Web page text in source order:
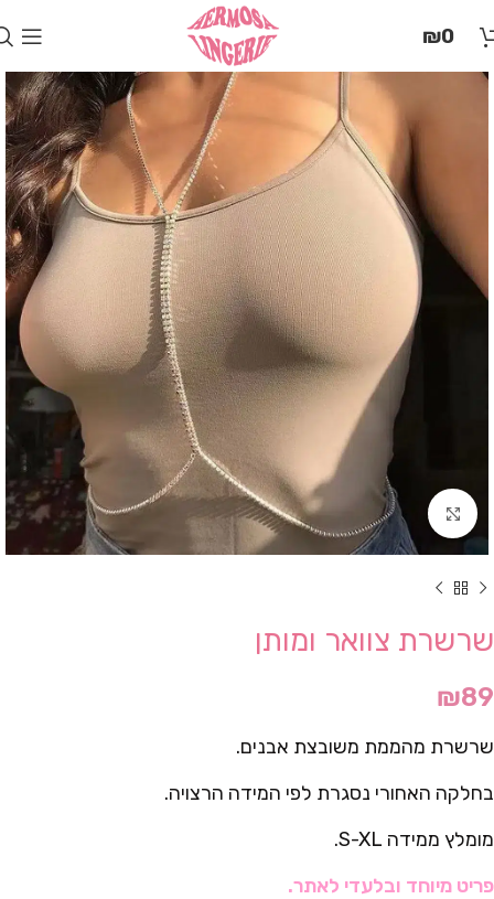
זֶה
מַעֲרֶכֶת
הַמְּסַיַּעַת
לִנְגִישׁוּת
הָאֲתָר.
לִפְתִיחַת
תַּפְרִיט
₪0
Click to enlarge
שרשרת צוואר ומותן
₪89
שרשרת מהממת משובצת אבנים.
בחלקה האחורי נסגרת לפי המידה הרצויה.
מומלץ ממידה S-XL.
פריט מיוחד ובלעדי לאתר.